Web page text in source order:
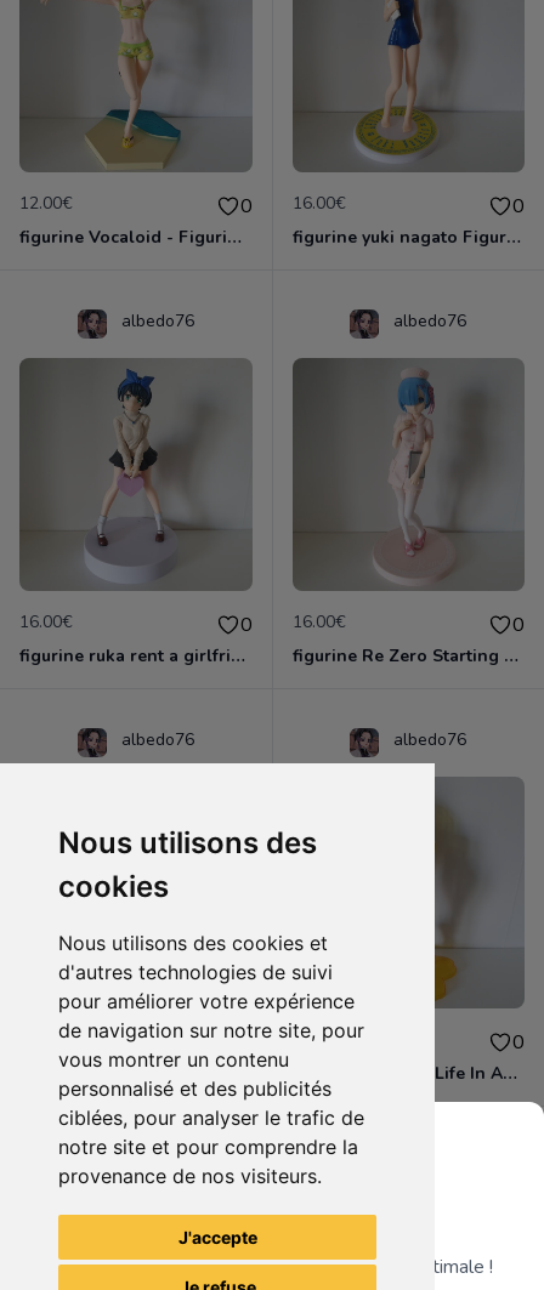
Nous utilisons des
cookies
Nous utilisons des cookies et
d'autres technologies de suivi
pour améliorer votre expérience
de navigation sur notre site, pour
vous montrer un contenu
personnalisé et des publicités
ciblées, pour analyser le trafic de
notre site et pour comprendre la
provenance de nos visiteurs.
J'accepte
12.00€ 0
figurine Vocaloid - Figurine Kagamine Rin Miracle Star Resort SPM Figure
16.00€ 0
figurine yuki nagato Figurine La Mélancolie de Haruhi Suzumiya SEGA 2007
albedo76
16.00€ 0
figurine ruka rent a girlfriend
albedo76
16.00€ 0
figurine Re Zero Starting Life in Another World - Figurine Rem Nurse Pink Ver. PM
albedo76
16.00€ 0
figurine Banpresto Love Live! Exq Figure Hanayo Koizumi
albedo76
16.00€ 0
Re Zero Starting Life In Another World - Figurine Ram Fairy Elements Espresto
Voir tous les articles du vendeur
Grenier du Geek
Télécharge notre app pour une expérience optimale !